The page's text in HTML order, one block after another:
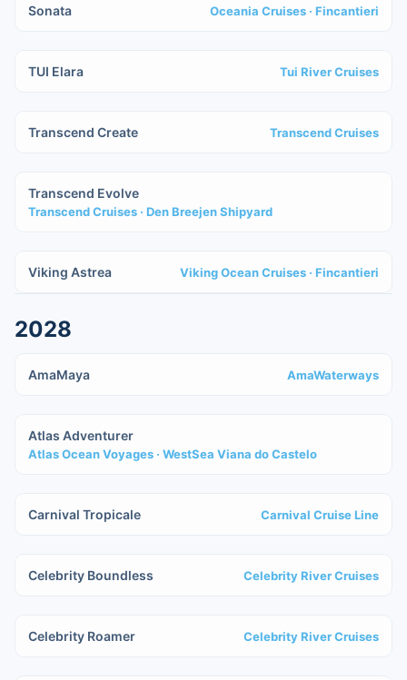
Sonata Oceania Cruises · Fincantieri
TUI Elara Tui River Cruises
Transcend Create Transcend Cruises
Transcend Evolve
Transcend Cruises · Den Breejen Shipyard
Viking Astrea Viking Ocean Cruises · Fincantieri
2028
IN COSTRUZIONE
AmaMaya AmaWaterways
Atlas Adventurer
Atlas Ocean Voyages · WestSea Viana do Castelo
Carnival Tropicale Carnival Cruise Line
Celebrity Boundless Celebrity River Cruises
Celebrity Roamer Celebrity River Cruises